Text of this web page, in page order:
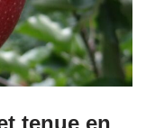
tenue en